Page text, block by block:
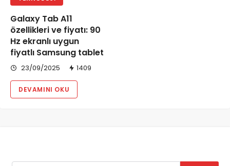
Galaxy Tab A11
özellikleri ve fiyatı: 90
Hz ekranlı uygun
fiyatlı Samsung tablet
23/09/2025 1409
DEVAMINI OKU